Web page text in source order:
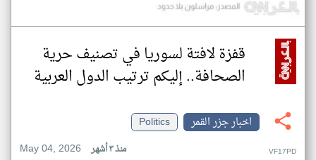
قفزة لافتة لسوريا في تصنيف حرية
الصحافة.. إليكم ترتيب الدول العربية
اخبار جزر القمر
Politics
May 04, 2026
منذ ٣ أشهر VF17PD